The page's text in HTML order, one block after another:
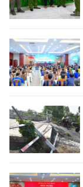
ENGLISH
中文
FRANÇAIS
РУССКИЙ
ESPAÑOL